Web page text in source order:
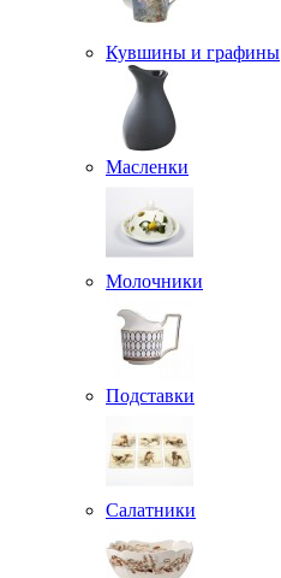
Кувшины и графины
Масленки
Молочники
Подставки
Салатники